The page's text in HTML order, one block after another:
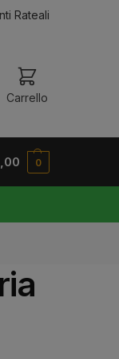
Rateali
Carrello
0